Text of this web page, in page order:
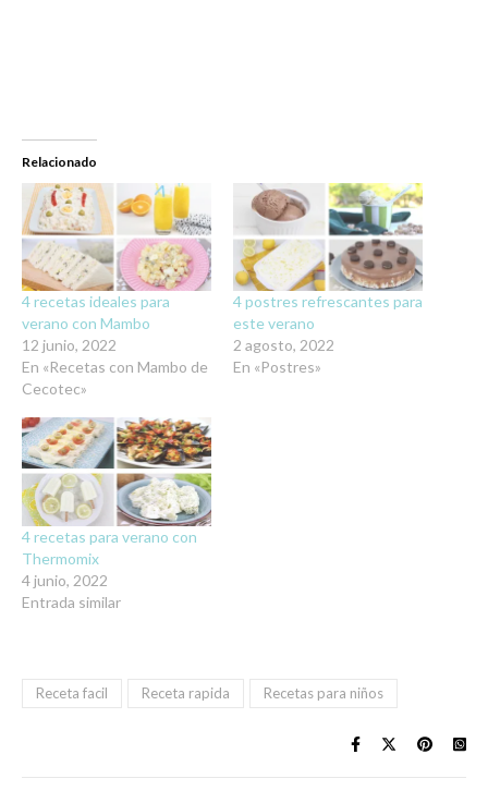
Relacionado
4 recetas ideales para
verano con Mambo
12 junio, 2022
En «Recetas con Mambo de
Cecotec»
4 postres refrescantes para
este verano
2 agosto, 2022
En «Postres»
4 recetas para verano con
Thermomix
4 junio, 2022
Entrada similar
Receta facil Receta rapida Recetas para niños